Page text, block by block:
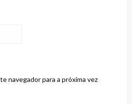
navegador para a próxima vez